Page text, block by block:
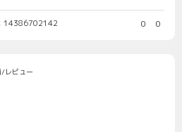
14386702142 0 0
/レビュー